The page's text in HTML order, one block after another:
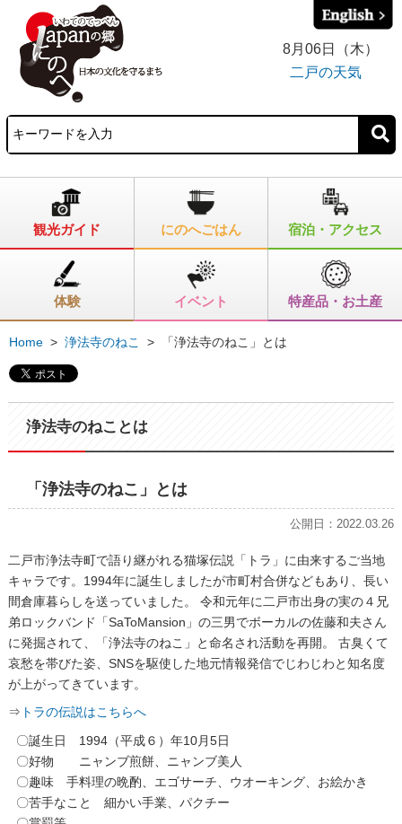
8月06日（木）
二戸の天気
観光ガイド にのへごはん 宿泊・アクセス
体験 イベント 特産品・お土産
Home > 浄法寺のねこ > 「浄法寺のねこ」とは
浄法寺のねことは
「浄法寺のねこ」とは
公開日：2022.03.26
二戸市浄法寺町で語り継がれる猫塚伝説「トラ」に由来するご当地
キャラです。1994年に誕生しましたが市町村合併などもあり、長い
間倉庫暮らしを送っていました。 令和元年に二戸市出身の実の４兄
弟ロックバンド「SaToMansion」の三男でボーカルの佐藤和夫さん
に発掘されて、「浄法寺のねこ」と命名され活動を再開。 古臭くて
哀愁を帯びた姿、SNSを駆使した地元情報発信でじわじわと知名度
が上がってきています。
⇒ トラの伝説はこちらへ
〇誕生日 1994（平成６）年10月5日
〇好物 ニャンブ煎餅、ニャンブ美人
〇趣味 手料理の晩酌、エゴサーチ、ウオーキング、お絵かき
〇苦手なこと 細かい手業、パクチー